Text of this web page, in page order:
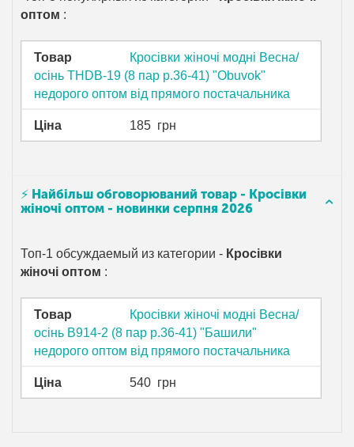
оптом :
Товар
Кросівки жіночі модні Весна/
осінь THDB-19 (8 пар р.36-41) "Obuvok"
недорого оптом від прямого постачальника
Ціна 185 грн
⚡ Найбільш обговорюваний товар - Кросівки
жіночі оптом - новинки серпня 2026
Топ-1 обсуждаемый из категории - Кросівки
жіночі оптом :
Товар
Кросівки жіночі модні Весна/
осінь B914-2 (8 пар р.36-41) "Башили"
недорого оптом від прямого постачальника
Ціна 540 грн